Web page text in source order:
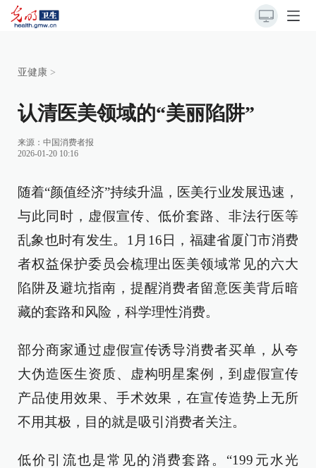
亚健康 >
认清医美领域的“美丽陷阱”
来源： 中国消费者报
2026-01-20 10:16
随着“颜值经济”持续升温，医美行业发展迅速，
与此同时，虚假宣传、低价套路、非法行医等
乱象也时有发生。1月16日，福建省厦门市消费
者权益保护委员会梳理出医美领域常见的六大
陷阱及避坑指南，提醒消费者留意医美背后暗
藏的套路和风险，科学理性消费。
部分商家通过虚假宣传诱导消费者买单，从夸
大伪造医生资质、虚构明星案例，到虚假宣传
产品使用效果、手术效果，在宣传造势上无所
不用其极，目的就是吸引消费者关注。
低价引流也是常见的消费套路。“199元水光